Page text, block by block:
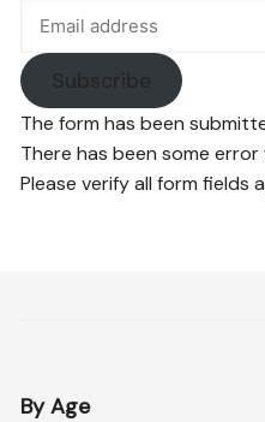
Subscribe
The form has been
There has been some
Please verify all form fields
By Age